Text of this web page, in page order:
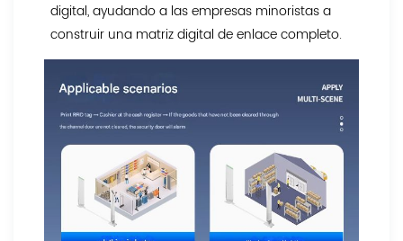
digital, ayudando a las empresas minoristas a
construir una matriz digital de enlace completo.